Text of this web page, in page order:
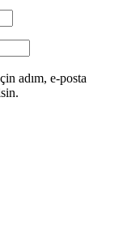
adım, e-posta